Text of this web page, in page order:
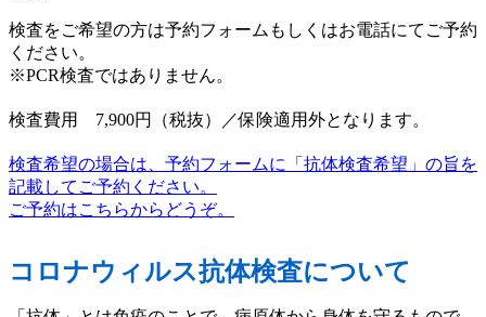
検査をご希望の方は予約フォームもしくはお電話にてご予約
ください。
※PCR検査ではありません。
検査費用 7,900円（税抜）／保険適用外となります。
検査希望の場合は、予約フォームに「抗体検査希望」の旨を
記載してご予約ください。
ご予約はこちらからどうぞ。
コロナウィルス抗体検査について